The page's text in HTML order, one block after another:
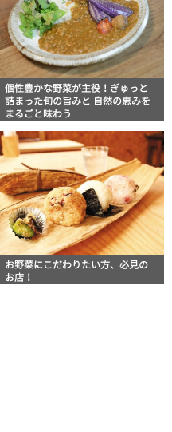
個性豊かな野菜が主役！ぎゅっと
詰まった旬の旨みと 自然の恵みを
まるごと味わう
お野菜にこだわりたい方、必見の
お店！